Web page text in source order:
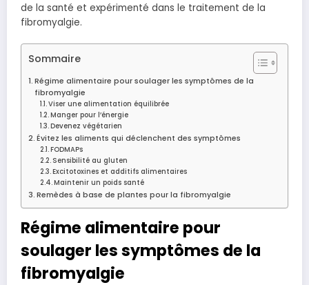
de la santé et expérimenté dans le traitement de la
fibromyalgie.
Sommaire
Régime alimentaire pour soulager les symptômes de la
fibromyalgie
Viser une alimentation équilibrée
Manger pour l’énergie
Devenez végétarien
Évitez les aliments qui déclenchent des symptômes
FODMAPs
Sensibilité au gluten
Excitotoxines et additifs alimentaires
Maintenir un poids santé
Remèdes à base de plantes pour la fibromyalgie
Régime alimentaire pour
soulager les symptômes de la
fibromyalgie